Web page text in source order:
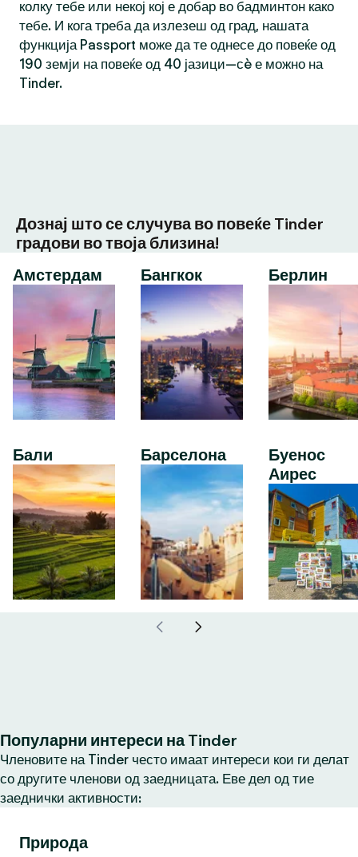
колку тебе или некој кој е добар во бадминтон како
тебе. И кога треба да излезеш од град, нашата
функција Passport може да те однесе до повеќе од
190 земји на повеќе од 40 јазици—сè е можно на
Tinder.
Дознај што се случува во повеќе Tinder
градови во твоја близина!
Амстердам
Бали
Бангкок
Барселона
Берлин
Буенос
Аирес
Популарни интереси на Tinder
Членовите на Tinder често имаат интереси кои ги делат
со другите членови од заедницата. Еве дел од тие
заеднички активности:
Природа